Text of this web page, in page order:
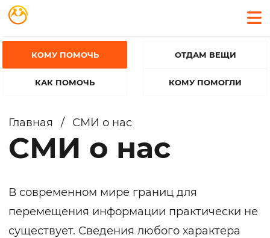
КОМУ ПОМОЧЬ
КАК ПОМОЧЬ
ОТДАМ ВЕЩИ
КОМУ ПОМОГЛИ
Главная / СМИ о нас
СМИ о нас
В современном мире границ для
перемещения информации практически не
существует. Сведения любого характера